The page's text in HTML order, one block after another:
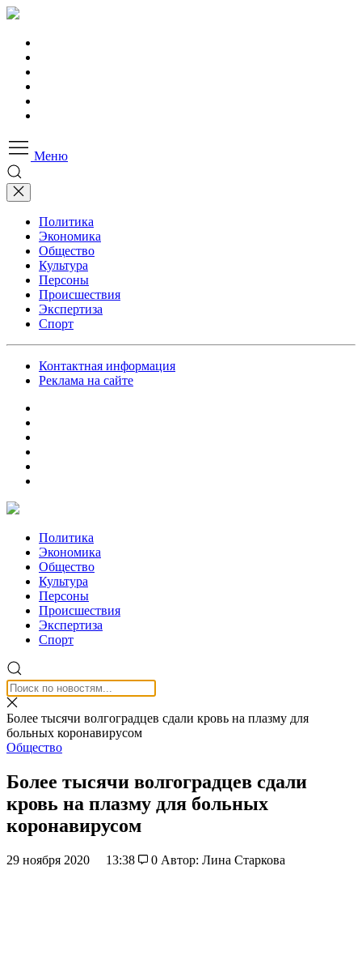
Меню
Политика
Экономика
Общество
Культура
Персоны
Происшествия
Экспертиза
Спорт
Контактная информация
Реклама на сайте
Политика
Экономика
Общество
Культура
Персоны
Происшествия
Экспертиза
Спорт
Более тысячи волгоградцев сдали кровь на плазму для
больных коронавирусом
Общество
Более тысячи волгоградцев сдали
кровь на плазму для больных
коронавирусом
29 ноября 2020 13:38 0 Автор: Лина Старкова